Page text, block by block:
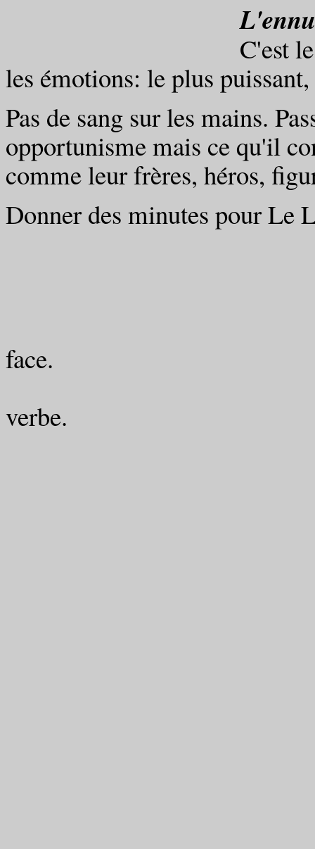
C'est le seul
les émotions: le plus
Pas de sang sur les mains.
opportunisme mais ce qu'il
comme leur frères, héros,
Donner des minutes pour Le
face.
verbe.